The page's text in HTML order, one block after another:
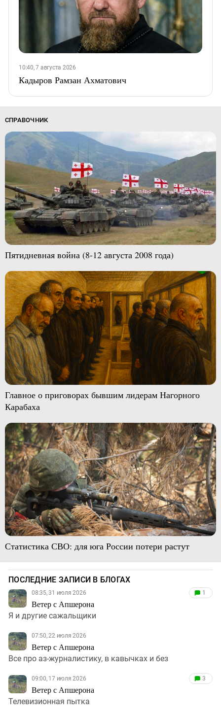
10:40, 7 августа 2026
Кадыров Рамзан Ахматович
СПРАВОЧНИК
Пятидневная война (8-12 августа 2008 года)
Главное о приговорах бывшим лидерам Нагорного
Карабаха
Статистика СВО: для юга России потери растут
ПОСЛЕДНИЕ ЗАПИСИ В БЛОГАХ
08:35, 31 июля 2026
Ветер с Апшерона
1
Я и другие сажальщики
07:50, 22 июля 2026
Ветер с Апшерона
Все про аз-журналистику, в кавычках и без
09:00, 17 июля 2026
Ветер с Апшерона
3
Телевизионная пытка